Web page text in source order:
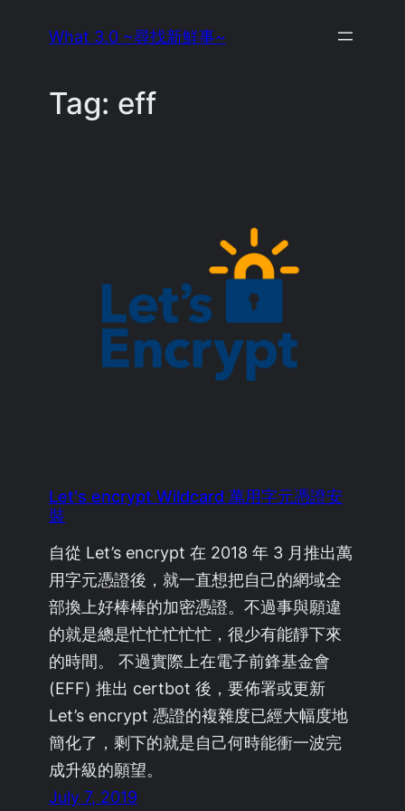
What 3.0 ~尋找新鮮事~
Tag: eff
Let's encrypt Wildcard 萬用字元憑證安
裝
自從 Let’s encrypt 在 2018 年 3 月推出萬
用字元憑證後，就一直想把自己的網域全
部換上好棒棒的加密憑證。不過事與願違
的就是總是忙忙忙忙忙，很少有能靜下來
的時間。 不過實際上在電子前鋒基金會
(EFF) 推出 certbot 後，要佈署或更新
Let’s encrypt 憑證的複雜度已經大幅度地
簡化了，剩下的就是自己何時能衝一波完
成升級的願望。
July 7, 2019